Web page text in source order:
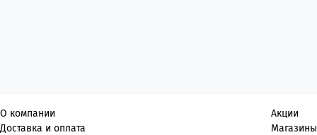
О компании
Доставка и оплата
Акции
Магазины